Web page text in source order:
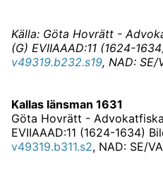
Källa: Göta Hovrätt -
(G) EVIIAAAD:11 (1624-
v49319.b232.s19, NAD:
Kallas länsman 1631
Göta Hovrätt -
EVIIAAAD:11 (1624-1634)
v49319.b311.s2, NAD: SE/